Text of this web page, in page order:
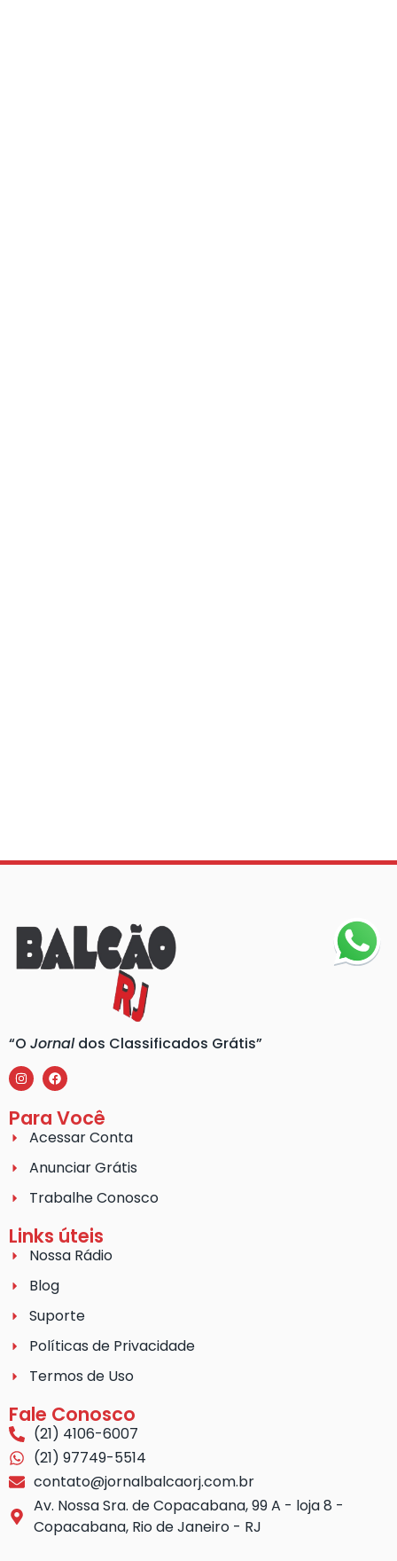
“O Jornaldos Classificados Grátis”
Para Você
Acessar Conta
Anunciar Grátis
Trabalhe Conosco
Links úteis
Nossa Rádio
Blog
Suporte
Políticas de Privacidade
Termos de Uso
Fale Conosco
(21) 4106-6007
(21) 97749-5514
contato@jornalbalcaorj.com.br
Av. Nossa Sra. de Copacabana, 99 A - loja 8 -
Copacabana, Rio de Janeiro - RJ